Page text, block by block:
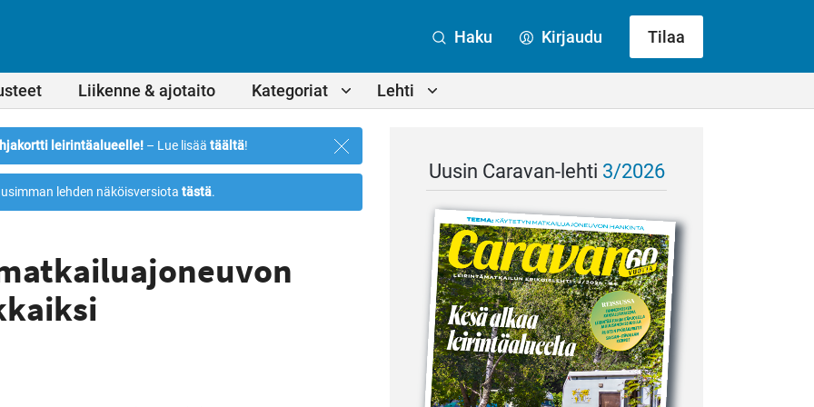
Liikenne & ajotaito Kategoriat Lehti
Haku Kirjaudu Tilaa
leirintäalueelle! – Lue lisää täältä!
Sulje
ilmoitus
lehden näköisversiota tästä.
Uusin Caravan-lehti 3/2026